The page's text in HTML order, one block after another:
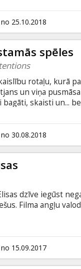
Ralfs Eilands,
Lauris
Jānis Kirmuška un
25.10.2018
spēles
rotaļu, kurā
un viņa
skaisti un...
–
latviešu un
30.08.2018
dzīve iegūst
Filma angļu
15.09.2017